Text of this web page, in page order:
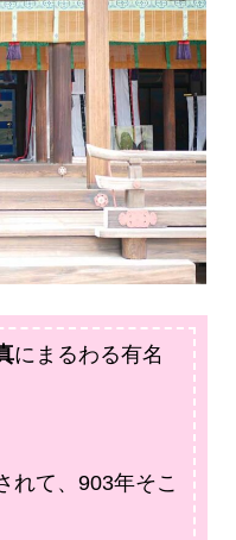
にまるわる有名
れて、903年そこ